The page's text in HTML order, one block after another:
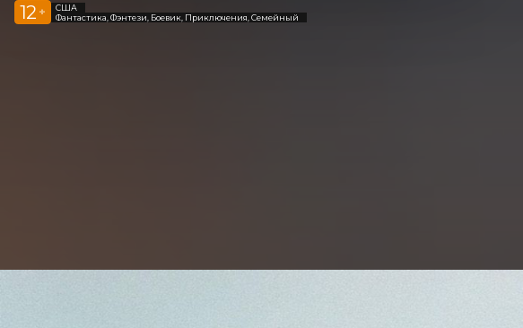
12 +
США
Фантастика, Фэнтези, Боевик, Приключения, Семейный